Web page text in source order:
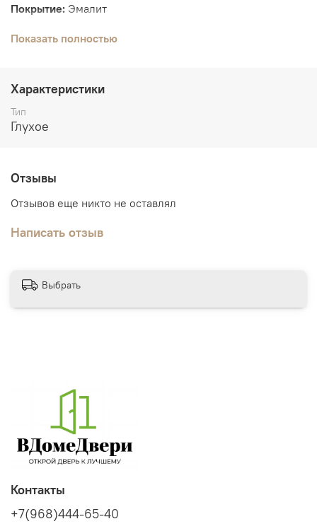
Покрытие: Эмалит
Толщина полотна:44 мм
Упаковка:пенопласт, полиэтилен
Дополнительно:
полотна
Показать полностью
Характеристики
Тип
Глухое
Отзывы
Отзывов еще никто не оставлял
Написать отзыв
Выбрать
Контакты
+7(968)444-65-40